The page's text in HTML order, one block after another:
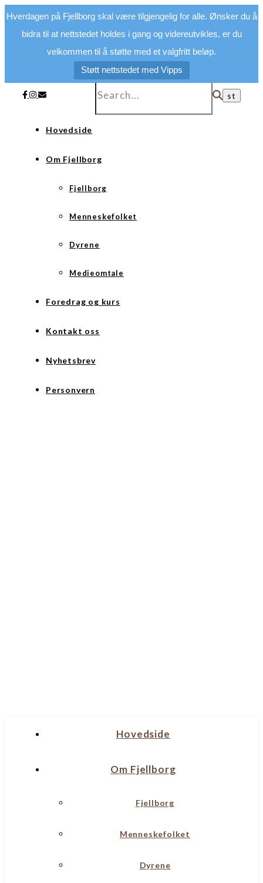
Hverdagen på Fjellborg skal være tilgjengelig for alle. Ønsker du å
bidra til at nettstedet holdes i gang og videreutvikles, er du
velkommen til å støtte med et valgfritt beløp.
Støtt nettstedet med Vipps
Hovedside
Om Fjellborg
Fjellborg
Menneskefolket
Dyrene
Medieomtale
Foredrag og kurs
Kontakt oss
Nyhetsbrev
Personvern
Hovedside
Om Fjellborg
Fjellborg
Menneskefolket
Dyrene